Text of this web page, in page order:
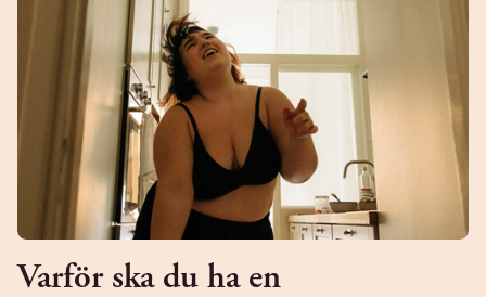
Varför ska du ha en